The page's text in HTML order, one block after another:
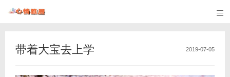

2019-07-05
带着大宝去上学